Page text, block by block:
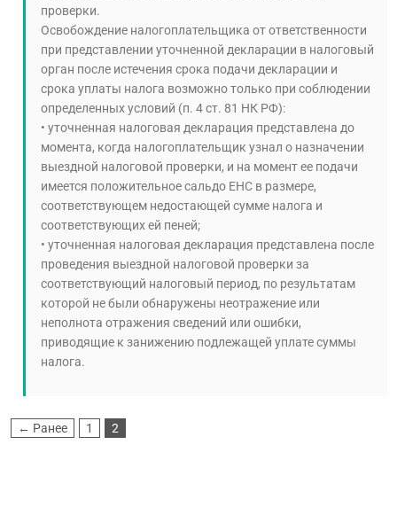
проверки.
Освобождение налогоплательщика от ответственности
при представлении уточненной декларации в налоговый
орган после истечения срока подачи декларации и
срока уплаты налога возможно только при соблюдении
определенных условий (п. 4 ст. 81 НК РФ):
• уточненная налоговая декларация представлена до
момента, когда налогоплательщик узнал о назначении
выездной налоговой проверки, и на момент ее подачи
имеется положительное сальдо ЕНС в размере,
соответствующем недостающей сумме налога и
соответствующих ей пеней;
• уточненная налоговая декларация представлена после
проведения выездной налоговой проверки за
соответствующий налоговый период, по результатам
которой не были обнаружены неотражение или
неполнота отражения сведений или ошибки,
приводящие к занижению подлежащей уплате суммы
налога.
← Ранее 1 2